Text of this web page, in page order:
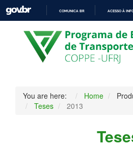
PARA
O
CONTEÚDO
COMUNICA BR ACESSO À
You are here: Home
Teses
2013